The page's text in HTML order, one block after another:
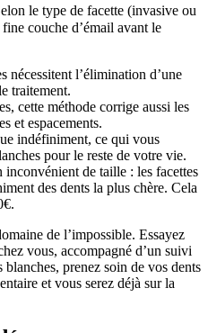
le type de facette (invasive ou
couche d’émail avant le
nécessitent l’élimination d’une
traitement.
cette méthode corrige aussi les
et espacements.
indéfiniment, ce qui vous
pour le reste de votre vie.
de taille : les facettes
des dents la plus chère. Cela
de l’impossible. Essayez
vous, accompagné d’un suivi
prenez soin de vos dents
et vous serez déjà sur la